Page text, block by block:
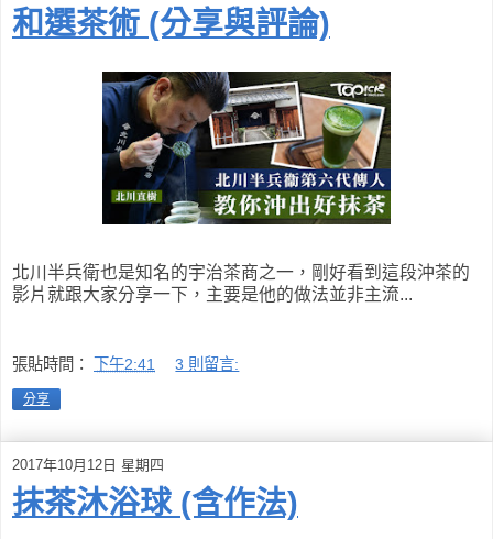
和選茶術 (分享與評論)
北川半兵衛也是知名的宇治茶商之一，剛好看到這段沖茶的
影片就跟大家分享一下，主要是他的做法並非主流...
張貼時間： 下午2:41 3 則留言:
分享
2017年10月12日 星期四
抹茶沐浴球 (含作法)